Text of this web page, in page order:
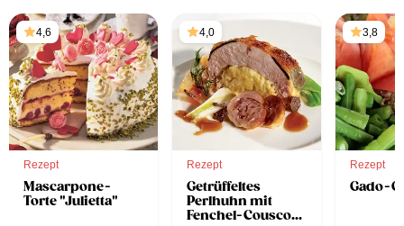
4,6
Rezept
Mascarpone-
Torte "Julietta"
4,0
Rezept
Getrüffeltes
Perlhuhn mit
Fenchel-Couscous
3,8
Rezept
Gado-